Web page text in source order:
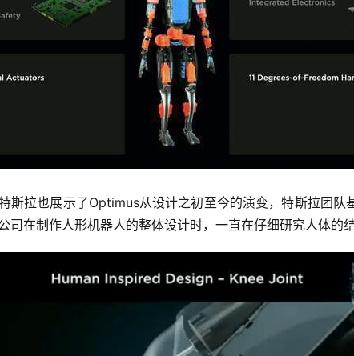
斯拉也展示了Optimus从设计之初至今的演变，特斯拉团
司在制作人形机器人的整体设计时，一直在仔细研究人体的结